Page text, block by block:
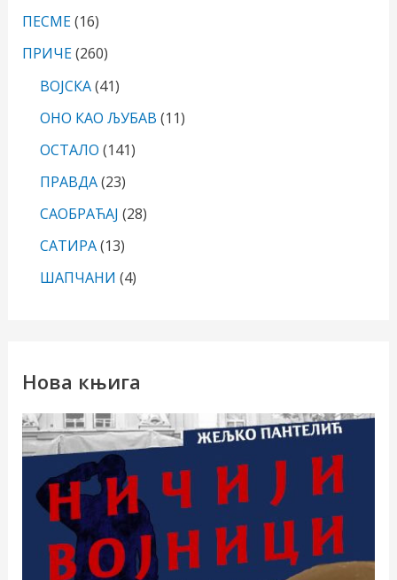
ПЕСМЕ(16)
ПРИЧЕ(260)
ВОЈСКА(41)
ОНО КАО ЉУБАВ (11)
ОСТАЛО (141)
ПРАВДА(23)
САОБРАЋАЈ (28)
САТИРА(13)
ШАПЧАНИ (4)
Нова књига